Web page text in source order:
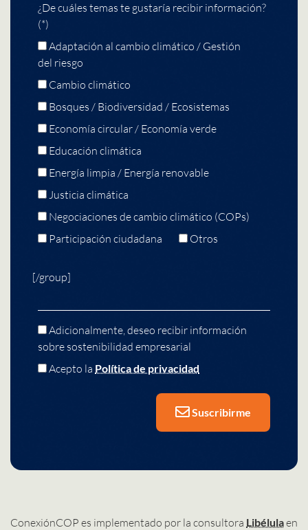
¿De cuáles temas te gustaría recibir información?
(*)
Adaptación al cambio climático / Gestión
del riesgo
Cambio climático
Bosques / Biodiversidad / Ecosistemas
Economía circular / Economía verde
Educación climática
Energía limpia / Energía renovable
Justicia climática
Negociaciones de cambio climático (COPs)
Participación ciudadana
Otros
[/group]
Adicionalmente, deseo recibir información
sobre sostenibilidad empresarial
Acepto la Política de privacidad
Suscribirme
ConexiónCOP es implementado por la consultora Libélulaen